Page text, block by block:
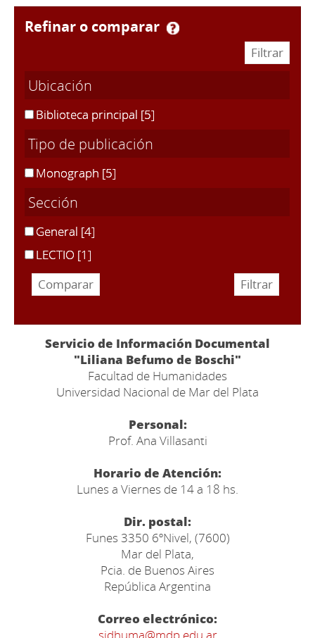
refinar o comparar
Ubicación
Biblioteca principal [5]
Tipo de publicación
Monograph [5]
Sección
General [4]
LECTIO [1]
Servicio de Información Documental
"Liliana Befumo de Boschi"
Facultad de Humanidades
Universidad Nacional de Mar del Plata
Personal:
Prof. Ana Villasanti
Horario de Atención:
Lunes a Viernes de 14 a 18 hs.
Dir. postal:
Funes 3350 6ºNivel, (7600)
Mar del Plata,
Pcia. de Buenos Aires
República Argentina
Correo electrónico: